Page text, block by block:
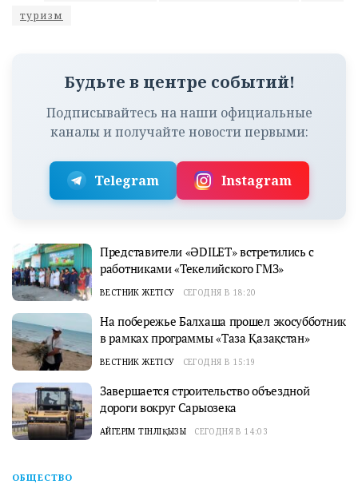
туризм
Будьте в центре событий!
Подписывайтесь на наши официальные
каналы и получайте новости первыми:
Telegram Instagram
Представители «ӘDILET» встретились с
работниками «Текелийского ГМЗ»
ВЕСТНИК ЖЕТІСУ СЕГОДНЯ В 18:20
На побережье Балхаша прошел экосубботник
в рамках программы «Таза Қазақстан»
ВЕСТНИК ЖЕТІСУ СЕГОДНЯ В 15:19
Завершается строительство объездной
дороги вокруг Сарыозека
АЙГЕРІМ ТІНӘЛІҚЫЗЫ СЕГОДНЯ В 14:03
ОБЩЕСТВО